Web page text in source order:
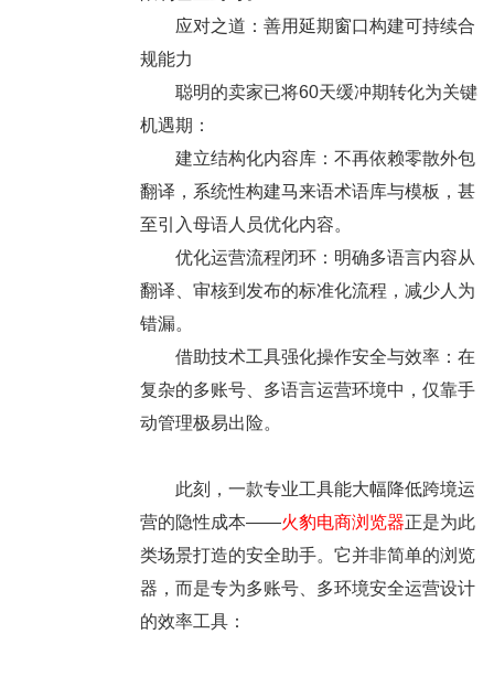
应对之道：善用延期窗口构建可持续合
规能力
聪明的卖家已将60天缓冲期转化为关键
机遇期：
建立结构化内容库：不再依赖零散外包
翻译，系统性构建马来语术语库与模板，甚
至引入母语人员优化内容。
优化运营流程闭环：明确多语言内容从
翻译、审核到发布的标准化流程，减少人为
错漏。
借助技术工具强化操作安全与效率：在
复杂的多账号、多语言运营环境中，仅靠手
动管理极易出险。
此刻，一款专业工具能大幅降低跨境运
营的隐性成本——火豹电商浏览器正是为此
类场景打造的安全助手。它并非简单的浏览
器，而是专为多账号、多环境安全运营设计
的效率工具：